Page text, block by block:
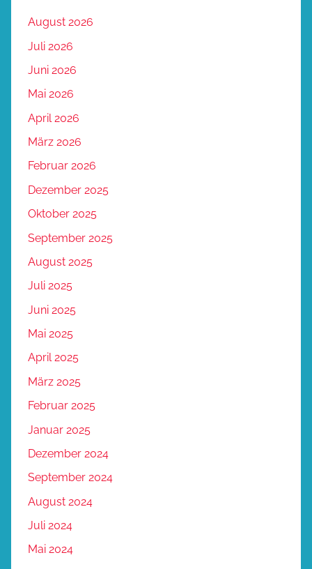
August 2026
Juli 2026
Juni 2026
Mai 2026
April 2026
März 2026
Februar 2026
Dezember 2025
Oktober 2025
September 2025
August 2025
Juli 2025
Juni 2025
Mai 2025
April 2025
März 2025
Februar 2025
Januar 2025
Dezember 2024
September 2024
August 2024
Juli 2024
Mai 2024